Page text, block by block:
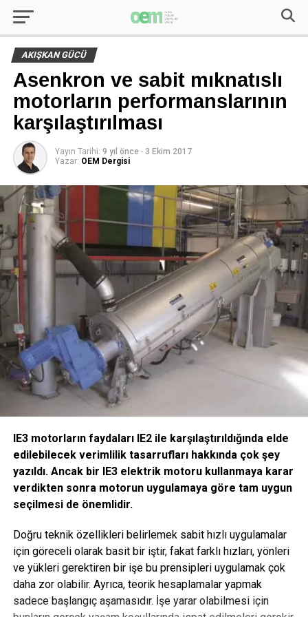
AKIŞKAN GÜCÜ
Asenkron ve sabit mıknatıslı
motorların performanslarının
karşılaştırılması
Yayın Tarihi: 9 yıl önce - 3 Ekim 2017
Yazar: OEM Dergisi
IE3 motorların faydaları IE2 ile karşılaştırıldığında elde
edilebilecek verimlilik tasarrufları hakkında çok şey
yazıldı. Ancak bir IE3 elektrik motoru kullanmaya karar
verdikten sonra motorun uygulamaya göre tam uygun
seçilmesi de önemlidir.
Doğru teknik özellikleri belirlemek sabit hızlı uygulamalar
için göreceli olarak basit bir iştir, fakat farklı hızları, yönleri
ve yükleri gerektiren bir işe bu prensipleri uygulamak çok
daha zor olabilir. Ayrıca, teorik hesaplamalar yapmak
sadece başlangıç aşamasıdır. İşe yarar olabilmesi için